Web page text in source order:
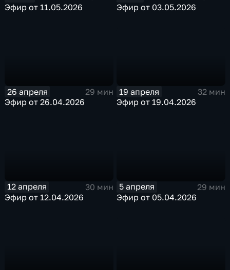
Эфир от 11.05.2026
Эфир от 03.05.2026
26 апреля
29 мин
Эфир от 26.04.2026
19 апреля
32 мин
Эфир от 19.04.2026
12 апреля
30 мин
Эфир от 12.04.2026
5 апреля
29 мин
Эфир от 05.04.2026